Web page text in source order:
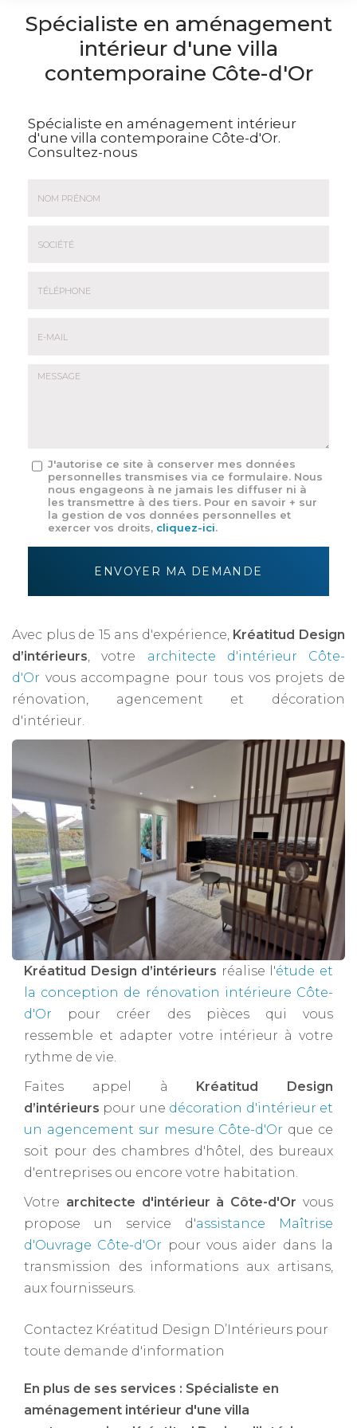
Spécialiste en aménagement
intérieur d'une villa
contemporaine Côte-d'Or
Spécialiste en aménagement intérieur
d'une villa contemporaine Côte-d'Or.
Consultez-nous
Message
J'autorise ce site à conserver mes données
personnelles transmises via ce formulaire. Nous
nous engageons à ne jamais les diffuser ni à
les transmettre à des tiers. Pour en savoir + sur
la gestion de vos données personnelles et
exercer vos droits, cliquez-ici.
Acceptation
ENVOYER MA DEMANDE
Avec plus de 15 ans d'expérience, Kréatitud Design
d’intérieurs, votre architecte d'intérieur Côte-
d'Or vous accompagne pour tous vos projets de
rénovation, agencement et décoration
d'intérieur.
Kréatitud Design d’intérieurs réalise l'étude et
la conception de rénovation intérieure Côte-
d'Or pour créer des pièces qui vous
ressemble et adapter votre intérieur à votre
rythme de vie.
Faites appel à
Kréatitud Design
d’intérieurs pour une décoration d'intérieur et
un agencement sur mesure Côte-d'Or que ce
soit pour des chambres d'hôtel, des bureaux
d'entreprises ou encore votre habitation.
Votre architecte d'intérieur à Côte-d'Or ​vous
propose un service d'assistance Maîtrise
d'Ouvrage Côte-d'Or pour vous aider dans la
transmission des informations aux artisans,
aux fournisseurs.
Contactez Kréatitud Design D’Intérieurs pour
toute demande d'information
En plus de ses services : Spécialiste en
aménagement intérieur d'une villa